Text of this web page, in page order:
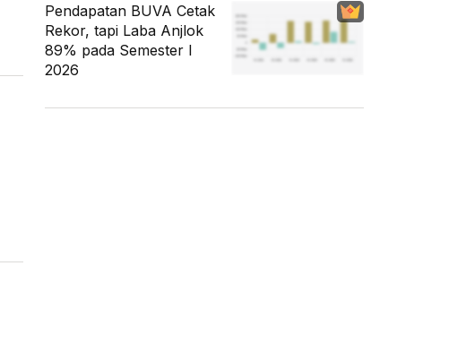
Pendapatan BUVA Cetak
Rekor, tapi Laba Anjlok
89% pada Semester I
2026